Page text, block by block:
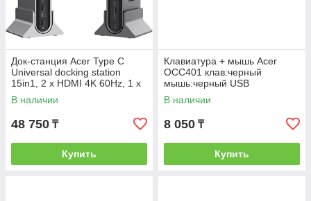
Док-станция Acer Type C
Universal docking station
15in1, 2 x HDMI 4K 60Hz, 1 x
DP 8k 30Hz, 4 x USB A, 3 x
USB C, 1 x RJ45, 1 x SD
В наличии
48 750 ₸
Купить
Клавиатура + мышь Acer
OCC401 клав:черный
мышь:черный USB
беспроводная Multimedia
(ZL.ACCCC.016)
В наличии
8 050 ₸
Купить